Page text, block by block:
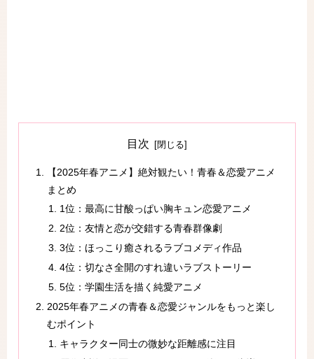
目次
【2025年春アニメ】絶対観たい！青春＆恋愛アニメ
まとめ
1位：最高に甘酸っぱい胸キュン恋愛アニメ
2位：友情と恋が交錯する青春群像劇
3位：ほっこり癒されるラブコメディ作品
4位：切なさ全開のすれ違いラブストーリー
5位：学園生活を描く純愛アニメ
2025年春アニメの青春＆恋愛ジャンルをもっと楽し
むポイント
キャラクター同士の微妙な距離感に注目